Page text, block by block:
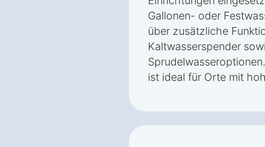
Gallonen- oder
über zusätzliche
Kaltwasserspender
ist ideal für Orte mit